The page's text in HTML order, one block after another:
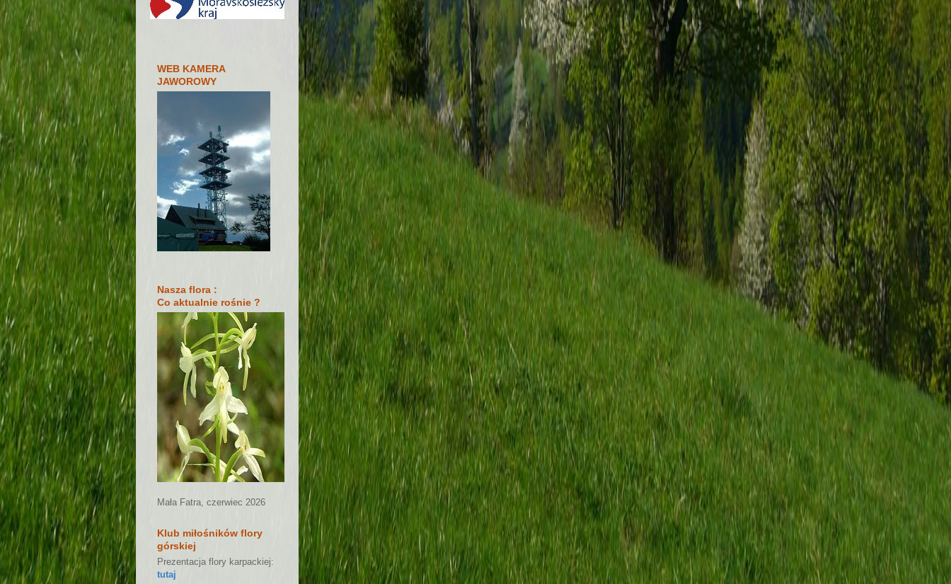
WEB KAMERA
JAWOROWY
Nasza flora :
Co aktualnie rośnie ?
Mała Fatra, czerwiec 2026
Klub miłośników flory
górskiej
Prezentacja flory karpackiej:
tutaj